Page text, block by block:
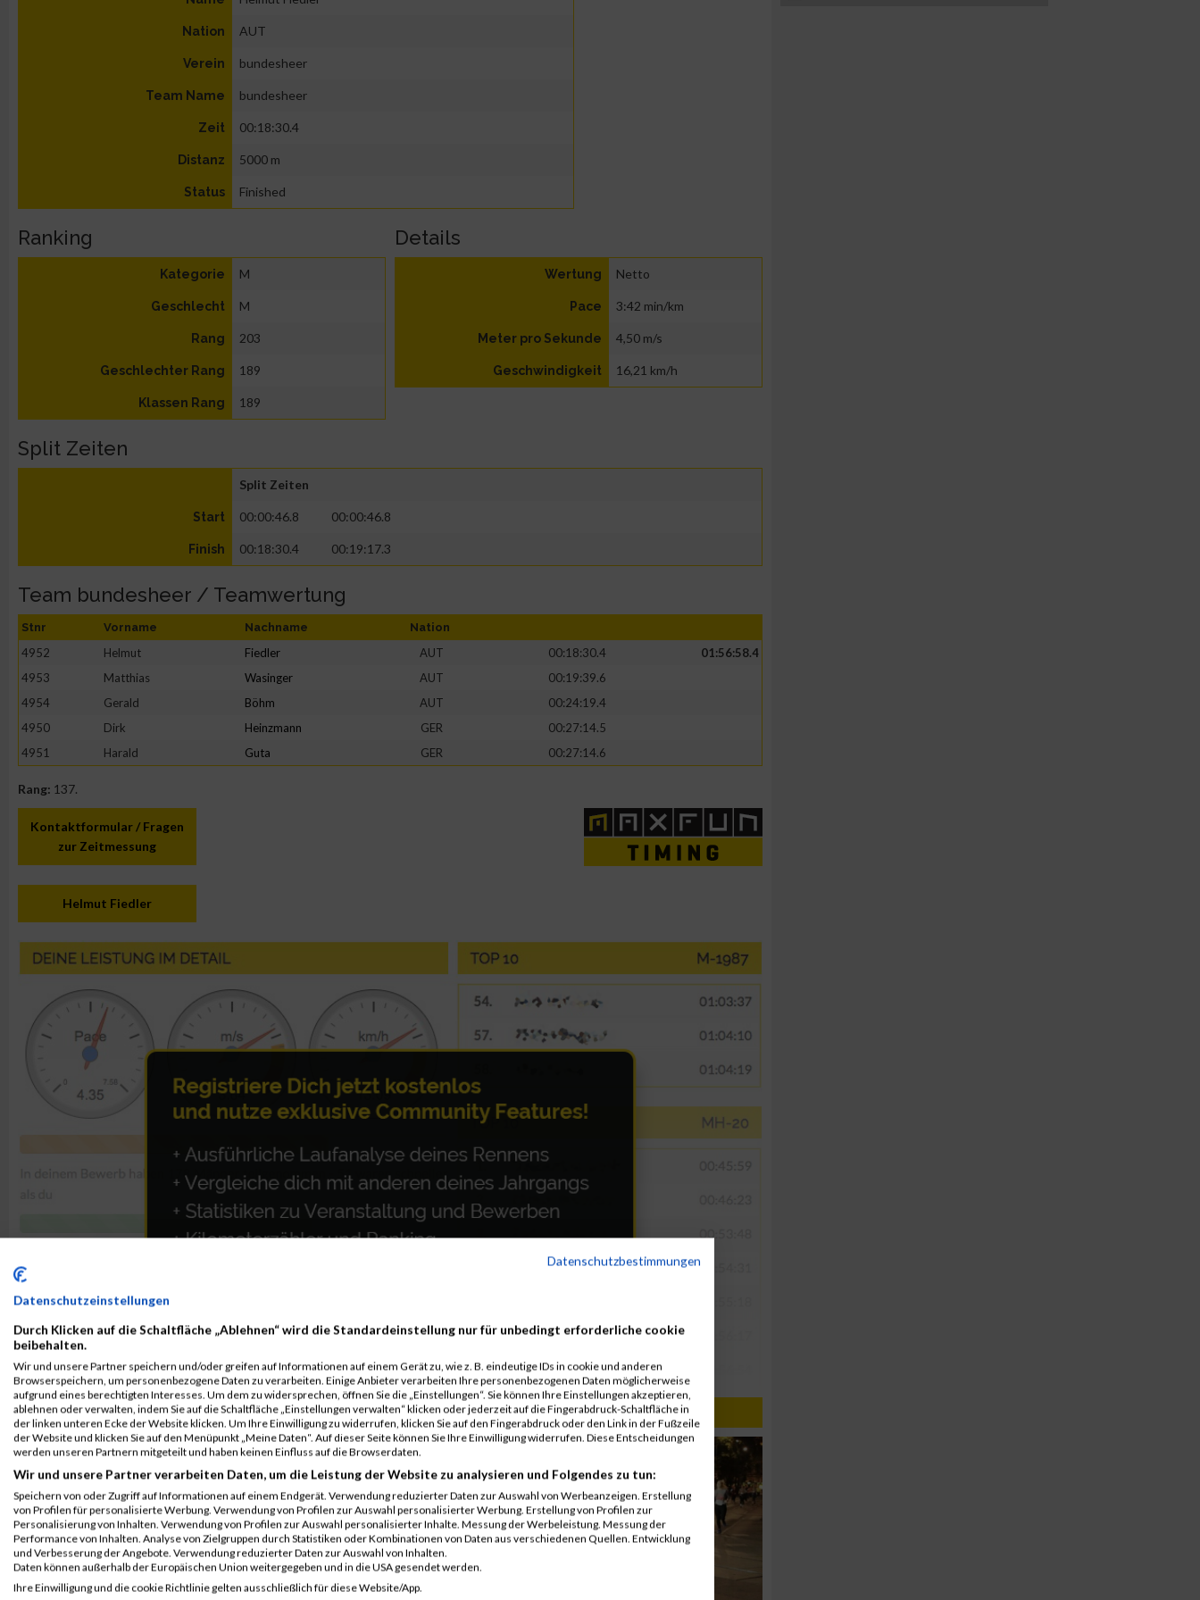
Nation AUT
Verein bundesheer
Team Name bundesheer
Zeit 00:18:30.4
Distanz 5000 m
Status Finished
Ranking
Kategorie M
Geschlecht M
Rang 203
Geschlechter Rang 189
Klassen Rang 189
Details
Wertung Netto
Pace 3:42 min/km
Meter pro Sekunde 4,50 m/s
Geschwindigkeit 16,21 km/h
Split Zeiten
Split Zeiten
Start 00:00:46.8 00:00:46.8
Finish 00:18:30.4 00:19:17.3
Team bundesheer / Teamwertung
Stnr Vorname Nachname Nation
4952 Helmut Fiedler AUT 00:18:30.4
01:56:58.4
4953
Matthias Wasinger AUT
00:19:39.6
4954
Gerald Böhm AUT
00:24:19.4
4950
Dirk Heinzmann GER
00:27:14.5
4951
Harald Guta GER 00:27:14.6
Rang: 137.
Kontaktformular / Fragen
zur Zeitmessung
Helmut Fiedler
ALBUM VIENNA NIGHT RUN 2019 / 25.09.2019
Datenschutzbestimmungen
Datenschutzeinstellungen
Durch Klicken auf die Schaltfläche „Ablehnen“ wird die Standardeinstellung nur für unbedingt erforderliche cookie
beibehalten.
Wir und unsere Partner speichern und/oder greifen auf Informationen auf einem Gerät zu, wie z. B. eindeutige IDs in cookie und anderen
Browserspeichern, um personenbezogene Daten zu verarbeiten. Einige Anbieter verarbeiten Ihre personenbezogenen Daten möglicherweise
aufgrund eines berechtigten Interesses. Um dem zu widersprechen, öffnen Sie die „Einstellungen“. Sie können Ihre Einstellungen akzeptieren,
ablehnen oder verwalten, indem Sie auf die Schaltfläche „Einstellungen verwalten“ klicken oder jederzeit auf die Fingerabdruck-Schaltfläche in
der linken unteren Ecke der Website klicken. Um Ihre Einwilligung zu widerrufen, klicken Sie auf den Fingerabdruck oder den Link in der Fußzeile
der Website und klicken Sie auf den Menüpunkt „Meine Daten“. Auf dieser Seite können Sie Ihre Einwilligung widerrufen. Diese Entscheidungen
werden unseren Partnern mitgeteilt und haben keinen Einfluss auf die Browserdaten.
Wir und unsere Partner verarbeiten Daten, um die Leistung der Website zu analysieren und Folgendes zu tun:
Speichern von oder Zugriff auf Informationen auf einem Endgerät. Verwendung reduzierter Daten zur Auswahl von Werbeanzeigen. Erstellung
von Profilen für personalisierte Werbung. Verwendung von Profilen zur Auswahl personalisierter Werbung. Erstellung von Profilen zur
Personalisierung von Inhalten. Verwendung von Profilen zur Auswahl personalisierter Inhalte. Messung der Werbeleistung. Messung der
Performance von Inhalten. Analyse von Zielgruppen durch Statistiken oder Kombinationen von Daten aus verschiedenen Quellen. Entwicklung
und Verbesserung der Angebote. Verwendung reduzierter Daten zur Auswahl von Inhalten.
Daten können außerhalb der Europäischen Union weitergegeben und in die USA gesendet werden.
Ihre Einwilligung und die cookie Richtlinie gelten ausschließlich für diese Website/App.